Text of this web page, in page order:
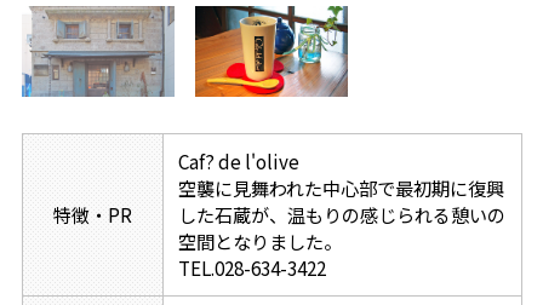
特徴・PR
Caf? de l'olive
空襲に見舞われた中心部で最初期に復興
した石蔵が、温もりの感じられる憩いの
空間となりました。
TEL.028-634-3422